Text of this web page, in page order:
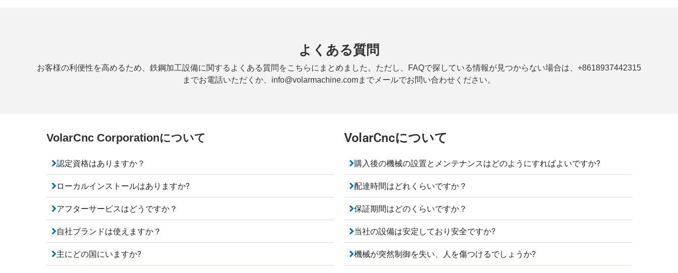
よくある質問
お客様の利便性を高めるため、鉄鋼加工設備に関するよくある質問をこちらにまとめました。ただし、FAQで探している情報が見つからない場合は、+8618937442315
までお電話いただくか、info@volarmachine.comまでメールでお問い合わせください。
VolarCnc Corporationについて
認定資格はありますか？
ローカルインストールはありますか?
アフターサービスはどうですか？
自社ブランドは使えますか？
主にどの国にいますか?
VolarCncについて
購入後の機械の設置とメンテナンスはどのようにすればよいですか?
配達時間はどれくらいですか？
保証期間はどのくらいですか？
当社の設備は安定しており安全ですか?
機械が突然制御を失い、人を傷つけるでしょうか?